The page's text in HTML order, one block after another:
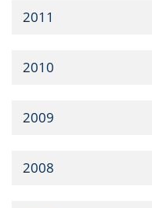
2011
2010
2009
2008